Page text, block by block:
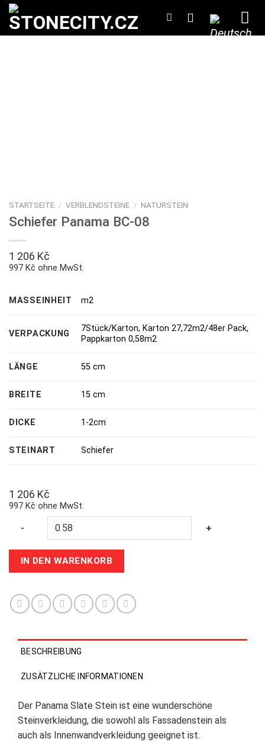
Zum
Inhalt
springen
STARTSEITE / VERBLENDSTEINE / NATURSTEIN
Schiefer Panama BC-08
1 206 Kč
997 Kč ohne MwSt.
MASSEINHEIT m2
VERPACKUNG
7Stück/Karton, Karton 27,72m2/48er Pack,
Pappkarton 0,58m2
LÄNGE 55 cm
BREITE 15 cm
DICKE 1-2cm
STEINART Schiefer
1 206 Kč
997 Kč ohne MwSt.
- +
IN DEN WARENKORB
BESCHREIBUNG
ZUSÄTZLICHE INFORMATIONEN
Der Panama Slate Stein ist eine wunderschöne
Steinverkleidung, die sowohl als Fassadenstein als
auch als Innenwandverkleidung geeignet ist.